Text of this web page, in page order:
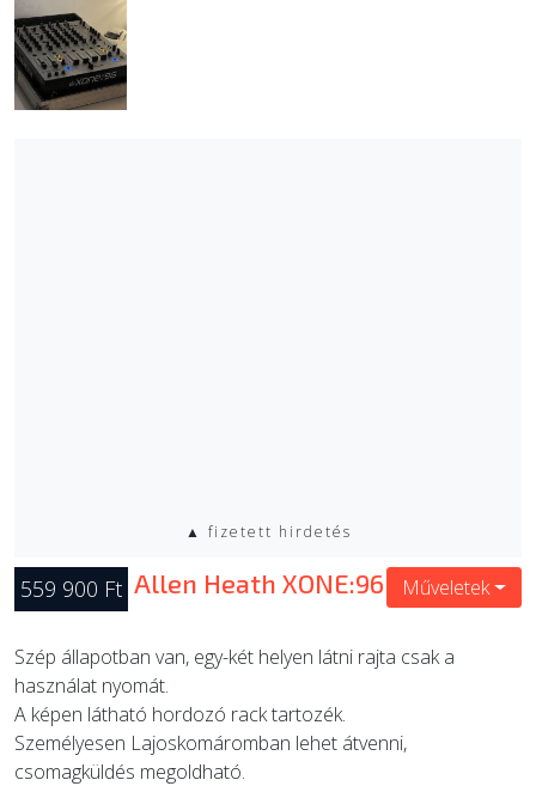
▲ fizetett hirdetés
559 900 Ft Allen Heath XONE:96 Műveletek
Szép állapotban van, egy-két helyen látni rajta csak a
használat nyomát.
A képen látható hordozó rack tartozék.
Személyesen Lajoskomáromban lehet átvenni,
csomagküldés megoldható.